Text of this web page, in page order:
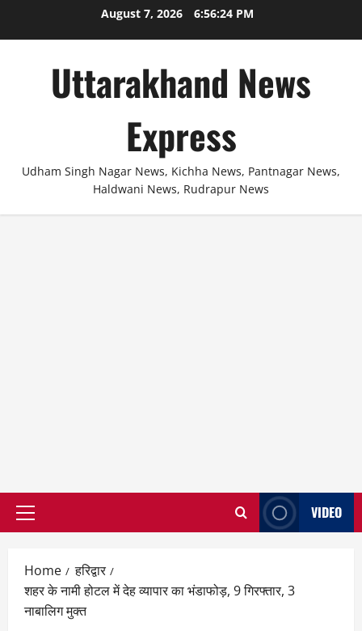
August 7, 2026 6:56:24 PM
Uttarakhand News
Express
Udham Singh Nagar News, Kichha News, Pantnagar News,
Haldwani News, Rudrapur News
Primary
VIDEO
Home
हरिद्वार
शहर के नामी होटल में देह व्यापार का भंडाफोड़, 9 गिरफ्तार, 3
नाबालिग मुक्त